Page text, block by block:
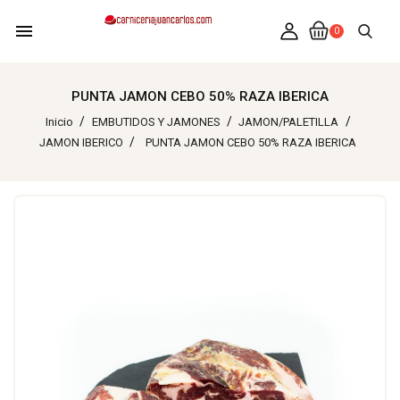
menu 0
PUNTA JAMON CEBO 50% RAZA IBERICA
Inicio EMBUTIDOS Y JAMONES
JAMON/PALETILLA
JAMON IBERICO
PUNTA JAMON CEBO 50% RAZA IBERICA